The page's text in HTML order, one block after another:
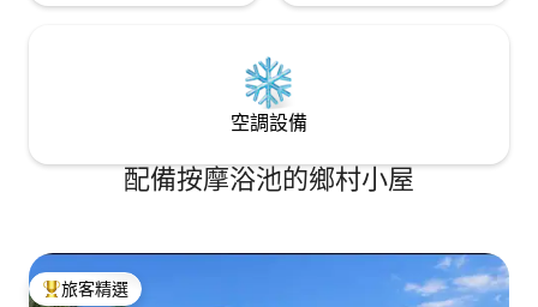
空調設備
配備按摩浴池的鄉村小屋
旅客精選榜首
旅客精選